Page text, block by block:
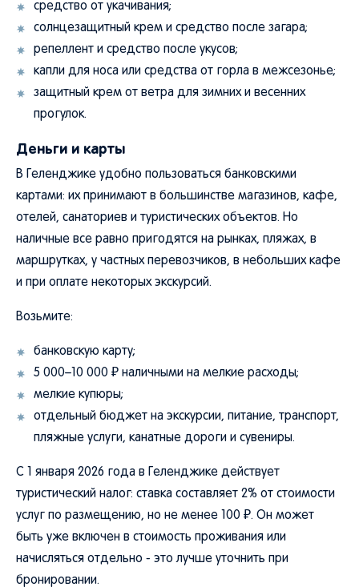
средство от укачивания;
солнцезащитный крем и средство после загара;
репеллент и средство после укусов;
капли для носа или средства от горла в межсезонье;
защитный крем от ветра для зимних и весенних
прогулок.
Деньги и карты
В Геленджике удобно пользоваться банковскими
картами: их принимают в большинстве магазинов, кафе,
отелей, санаториев и туристических объектов. Но
наличные все равно пригодятся на рынках, пляжах, в
маршрутках, у частных перевозчиков, в небольших кафе
и при оплате некоторых экскурсий.
Возьмите:
банковскую карту;
5 000–10 000 ₽ наличными на мелкие расходы;
мелкие купюры;
отдельный бюджет на экскурсии, питание, транспорт,
пляжные услуги, канатные дороги и сувениры.
С 1 января 2026 года в Геленджике действует
туристический налог: ставка составляет 2% от стоимости
услуг по размещению, но не менее 100 ₽. Он может
быть уже включен в стоимость проживания или
начисляться отдельно - это лучше уточнить при
бронировании.